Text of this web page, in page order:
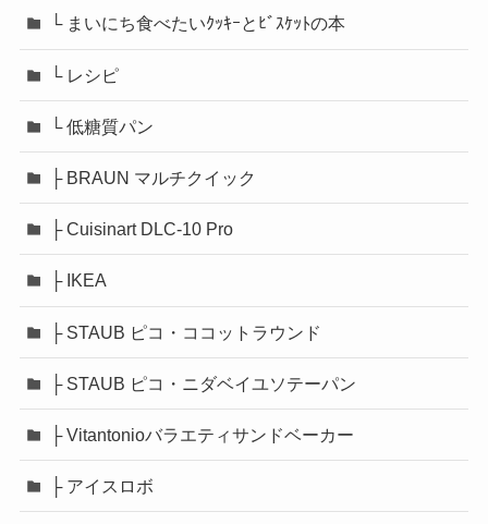
└ まいにち食べたいｸｯｷｰとﾋﾞｽｹｯﾄの本
└ レシピ
└ 低糖質パン
├ BRAUN マルチクイック
├ Cuisinart DLC-10 Pro
├ IKEA
├ STAUB ピコ・ココットラウンド
├ STAUB ピコ・ニダベイユソテーパン
├ Vitantonioバラエティサンドベーカー
├ アイスロボ